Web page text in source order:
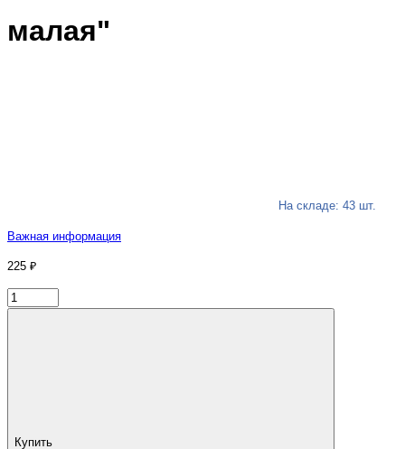
малая"
На складе: 43 шт.
Важная информация
225 ₽
Купить